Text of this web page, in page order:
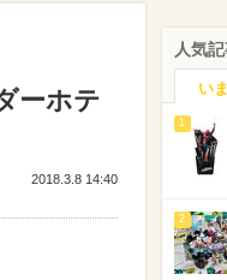
ーホテ
2018.3.8 14:40
人気
い
1
2